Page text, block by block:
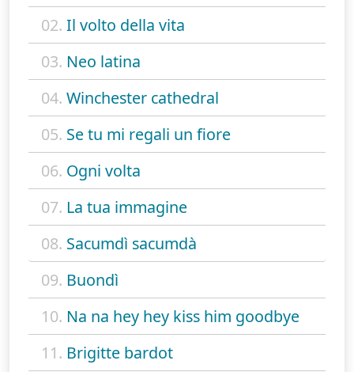
02. Il volto della vita
03. Neo latina
04. Winchester cathedral
05. Se tu mi regali un fiore
06. Ogni volta
07. La tua immagine
08. Sacumdì sacumdà
09. Buondì
10. Na na hey hey kiss him goodbye
11. Brigitte bardot